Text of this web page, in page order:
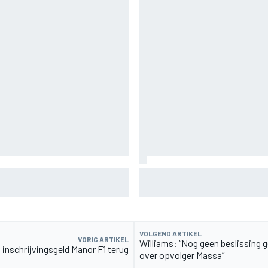
VORIG ARTIKEL
Manor F1 terug
VOLGEND ARTIKEL
Williams: “Nog geen beslissing
over opvolger Massa”